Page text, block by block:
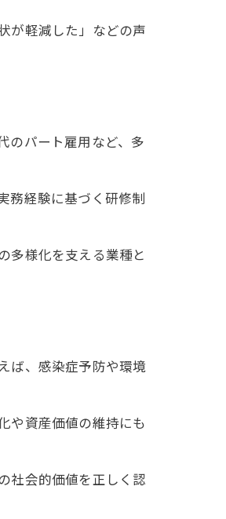
が軽減した」などの声
のパート雇用など、多
務経験に基づく研修制
多様化を支える業種と
ば、感染症予防や環境
や資産価値の維持にも
社会的価値を正しく認